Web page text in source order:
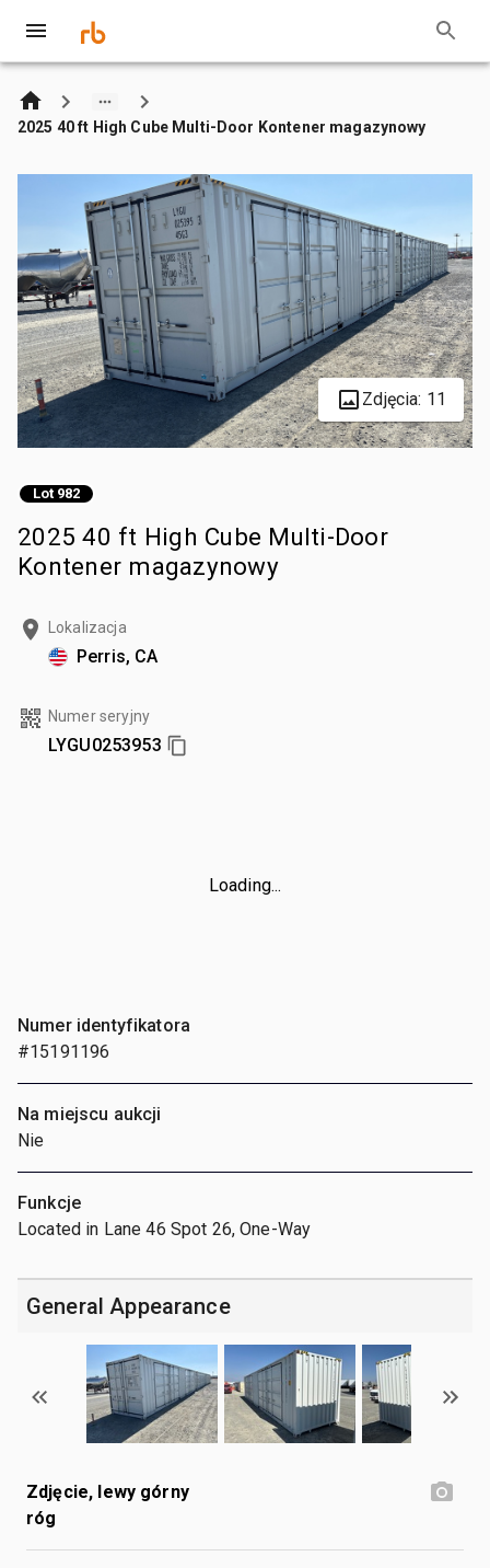
2025 40 ft High Cube Multi-Door Kontener magazynowy
Zdjęcia: 11
Lot 982
2025 40 ft High Cube Multi-Door
Kontener magazynowy
Lokalizacja
Perris, CA
Numer seryjny
LYGU0253953
Loading...
Numer identyfikatora
#15191196
Na miejscu aukcji
Nie
Funkcje
Located in Lane 46 Spot 26, One-Way
General Appearance
Zdjęcie, lewy górny
róg